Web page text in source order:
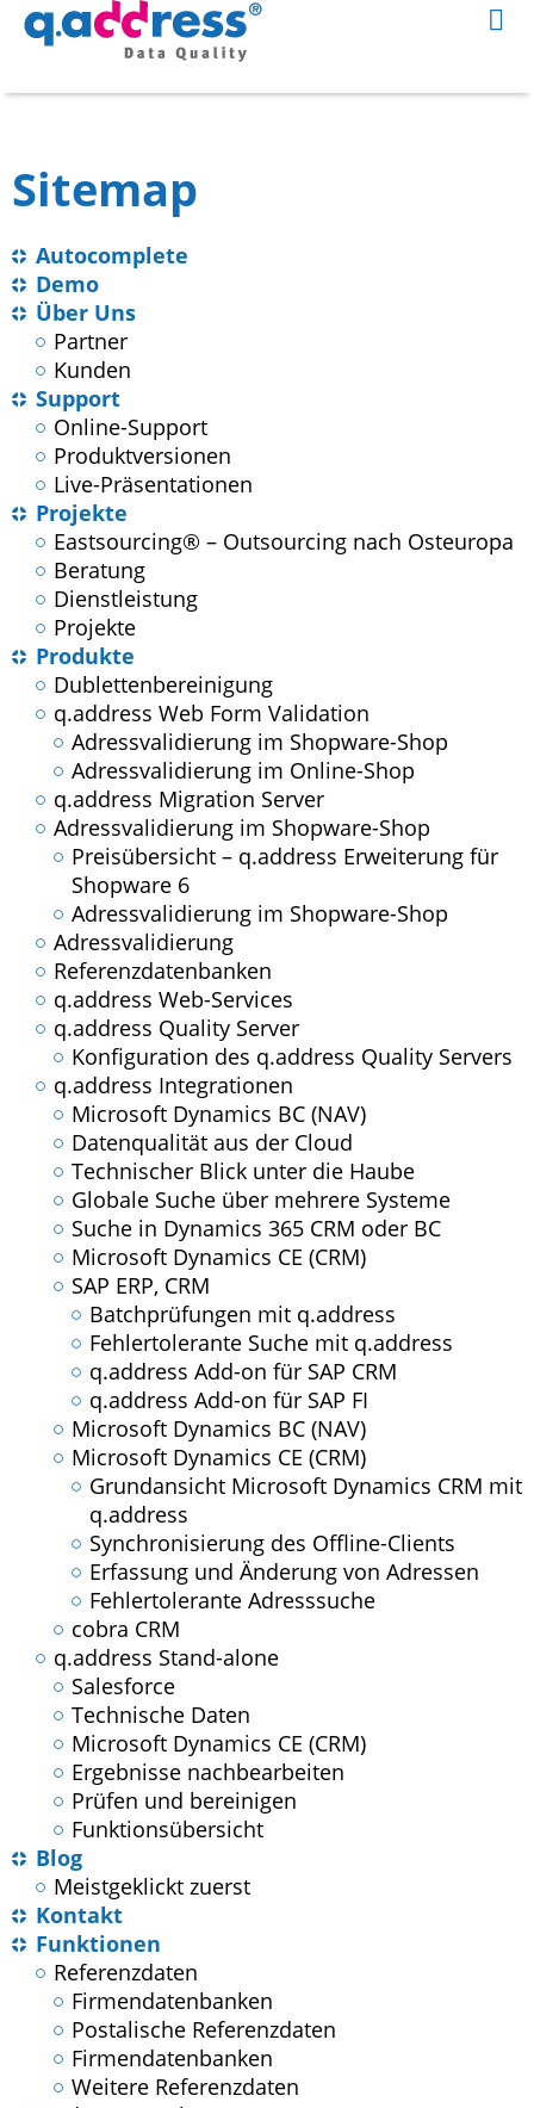
Sitemap
Autocomplete
Demo
Über Uns
Partner
Kunden
Support
Online-Support
Produktversionen
Live-Präsentationen
Projekte
Eastsourcing® – Outsourcing nach Osteuropa
Beratung
Dienstleistung
Projekte
Produkte
Dublettenbereinigung
q.address Web Form Validation
Adressvalidierung im Shopware-Shop
Adressvalidierung im Online-Shop
q.address Migration Server
Adressvalidierung im Shopware-Shop
Preisübersicht – q.address Erweiterung für
Shopware 6
Adressvalidierung im Shopware-Shop
Adressvalidierung
Referenzdatenbanken
q.address Web-Services
q.address Quality Server
Konfiguration des q.address Quality Servers
q.address Integrationen
Microsoft Dynamics BC (NAV)
Datenqualität aus der Cloud
Technischer Blick unter die Haube
Globale Suche über mehrere Systeme
Suche in Dynamics 365 CRM oder BC
Microsoft Dynamics CE (CRM)
SAP ERP, CRM
Batchprüfungen mit q.address
Fehlertolerante Suche mit q.address
q.address Add-on für SAP CRM
q.address Add-on für SAP FI
Microsoft Dynamics BC (NAV)
Microsoft Dynamics CE (CRM)
Grundansicht Microsoft Dynamics CRM mit
q.address
Synchronisierung des Offline-Clients
Erfassung und Änderung von Adressen
Fehlertolerante Adresssuche
cobra CRM
q.address Stand-alone
Salesforce
Technische Daten
Microsoft Dynamics CE (CRM)
Ergebnisse nachbearbeiten
Prüfen und bereinigen
Funktionsübersicht
Blog
Meistgeklickt zuerst
Kontakt
Funktionen
Referenzdaten
Firmendatenbanken
Postalische Referenzdaten
Firmendatenbanken
Weitere Referenzdaten